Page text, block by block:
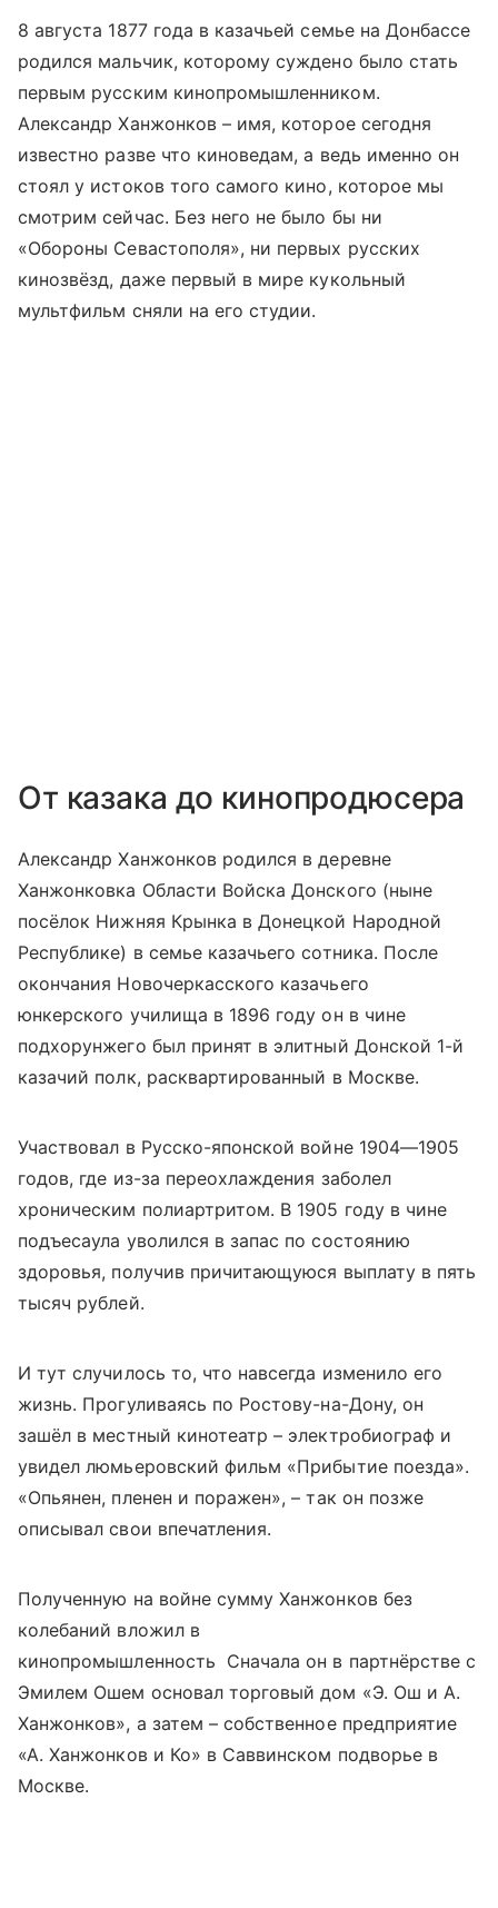
8 августа 1877 года в казачьей семье на Донбассе
родился мальчик, которому суждено было стать
первым русским кинопромышленником.
Александр Ханжонков – имя, которое сегодня
известно разве что киноведам, а ведь именно он
стоял у истоков того самого кино, которое мы
смотрим сейчас. Без него не было бы ни
«Обороны Севастополя», ни первых русских
кинозвёзд, даже первый в мире кукольный
мультфильм сняли на его студии.
От казака до кинопродюсера
Александр Ханжонков родился в деревне
Ханжонковка Области Войска Донского (ныне
посёлок Нижняя Крынка в Донецкой Народной
Республике) в семье казачьего сотника. После
окончания Новочеркасского казачьего
юнкерского училища в 1896 году он в чине
подхорунжего был принят в элитный Донской 1-й
казачий полк, расквартированный в Москве.
Участвовал в Русско-японской войне 1904—1905
годов, где из-за переохлаждения заболел
хроническим полиартритом. В 1905 году в чине
подъесаула уволился в запас по состоянию
здоровья, получив причитающуюся выплату в пять
тысяч рублей.
И тут случилось то, что навсегда изменило его
жизнь. Прогуливаясь по Ростову-на-Дону, он
зашёл в местный кинотеатр – электробиограф и
увидел люмьеровский фильм «Прибытие поезда».
«Опьянен, пленен и поражен», – так он позже
описывал свои впечатления.
Полученную на войне сумму Ханжонков без
колебаний вложил в
кинопромышленность Сначала он в партнёрстве с
Эмилем Ошем основал торговый дом «Э. Ош и А.
Ханжонков», а затем – собственное предприятие
«А. Ханжонков и Ко» в Саввинском подворье в
Москве.